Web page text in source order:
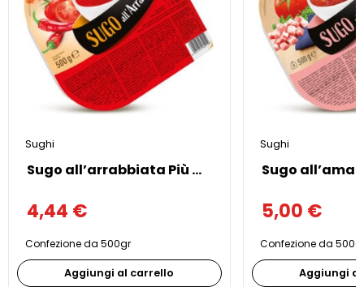
Sughi
Sugo all’arrabbiata Più Gusto
4,44 €
Confezione da 500gr
Aggiungi al carrello
Sughi
5,00 €
Confezione da
Aggiungi